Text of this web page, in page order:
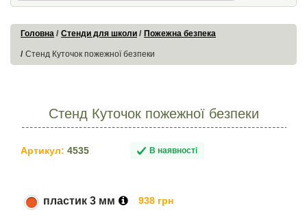
Головна Стенди для школи Пожежна безпека
Стенд Куточок пожежної безпеки
Стенд Куточок пожежної безпеки
Артикул: 4535 В наявності
пластик 3 мм 938 грн